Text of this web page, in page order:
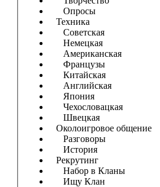
Опросы
Техника
Советская
Немецкая
Американская
Французы
Китайская
Английская
Япония
Чехословацкая
Швецкая
Околоигровое общение
Разговоры
История
Рекрутинг
Набор в Кланы
Ищу Клан